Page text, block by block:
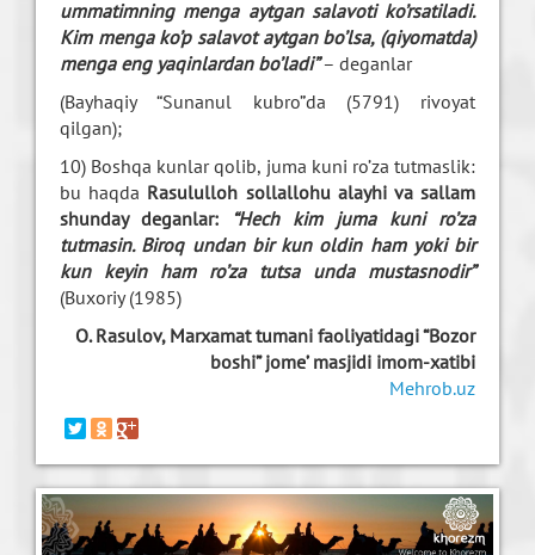
ummatimning menga aytgan salavoti ko’rsatiladi.
Kim menga ko’p salavot aytgan bo’lsa, (qiyomatda)
menga eng yaqinlardan bo’ladi”– deganlar
(Bayhaqiy “Sunanul kubro”da (5791) rivoyat
qilgan);
10) Boshqa kunlar qolib, juma kuni ro’za tutmaslik:
bu haqda Rasululloh sollallohu alayhi va sallam
shunday deganlar:
“Hech kim juma kuni ro’za
tutmasin. Biroq undan bir kun oldin ham yoki bir
kun keyin ham ro’za tutsa unda mustasnodir”
(Buxoriy (1985)
O. Rasulov, Marxamat tumani faoliyatidagi “Bozor
boshi” jome’ masjidi imom-xatibi
Mehrob.uz